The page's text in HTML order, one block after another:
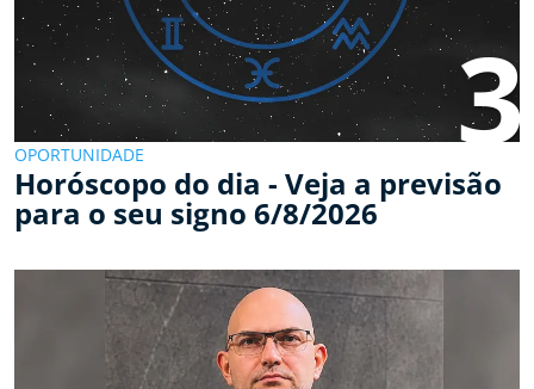
3
OPORTUNIDADE
Horóscopo do dia - Veja a previsão
para o seu signo 6/8/2026